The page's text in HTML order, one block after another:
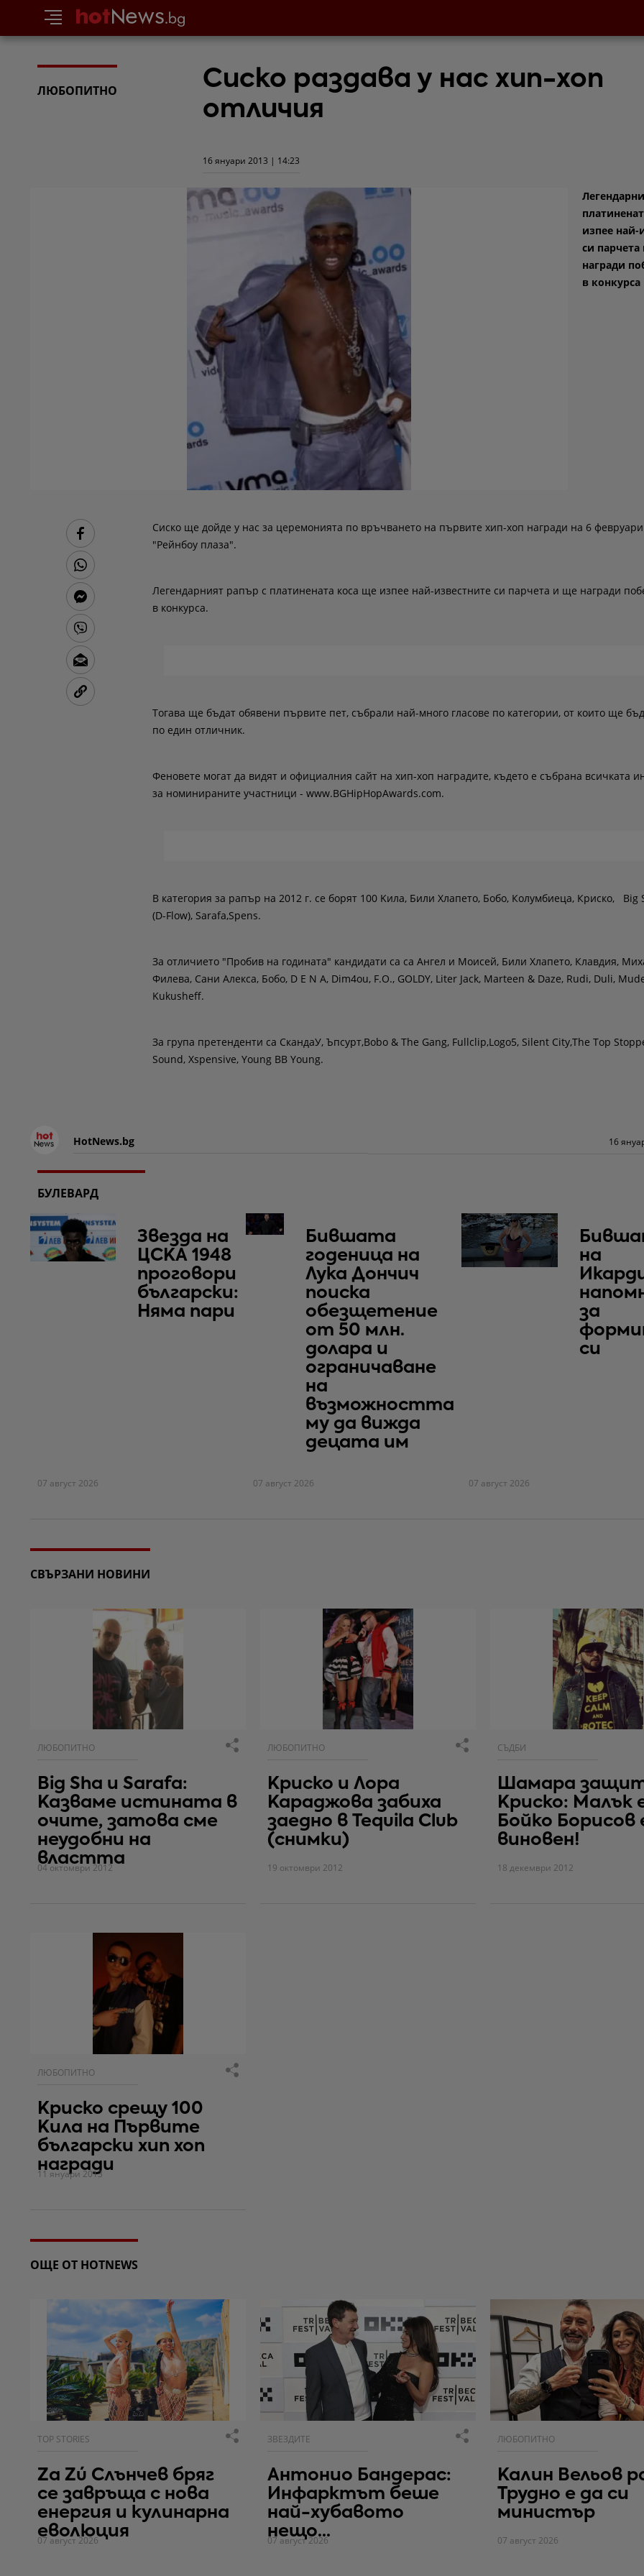
ЛЮБОПИТНО
Сиско раздава у нас хип-хоп
отличия
16 януари 2013 | 14:23
изпее най-
си
награди
в конкурса
Сиско ще дойде у нас за церемонията по връчването на първите хип-хоп награди на 6
"Рейнбоу плаза".
Легендарният рапър с платинената коса ще изпее най-известните си парчета и ще награди
в конкурса.
Тогава ще бъдат обявени първите пет, събрали най-много гласове по категории, от които ще
по един отличник.
Феновете могат да видят и официалния сайт на хип-хоп наградите, където е събрана всичката
за номинираните участници - www.BGHipHopAwards.com.
В категория за рапър на 2012 г. се борят 100 Kила, Били Хлапето, Бобо, Колумбиеца, Криско, Big
(D-Flow), Sarafa,Spens.
За отличието "Пробив на годината" кандидати са са Ангел и Моисей, Били Хлапето, Клавдия,
Филева, Сани Алекса, Бобо, D E N A, Dim4ou, F.O., GOLDY, Liter Jack, Мarteen & Daze, Rudi, Duli,
Kukusheff.
За група претенденти са СкандаУ, Ъпсурт,Bobo & The Gang, Fullclip,Logo5, Silent City,The Top
Sound, Xspensive, Young BB Young.
HotNews.bg 16
БУЛЕВАРД
Звезда на
ЦСКА 1948
проговори
български:
Няма пари
07 август 2026
Бившата
годеница на
Лука Дончич
поиска
обезщетение
от 50 млн.
долара и
ограничаване
на
възможността
му да вижда
децата им
07 август 2026
на
за
си
07 август 2026
СВЪРЗАНИ НОВИНИ
ЛЮБОПИТНО
Big Sha и Sarafa:
Казваме истината в
очите, затова сме
неудобни на
властта
04 октомври 2012
ЛЮБОПИТНО
Криско и Лора
Караджова забиха
заедно в Tequila Club
(снимки)
19 октомври 2012
СЪДБИ
Шамара
Криско: Малък
Бойко Борисов
виновен!
18 декември 2012
ЛЮБОПИТНО
Криско срещу 100
Кила на Първите
български хип хоп
награди
11 януари 2013
ОЩЕ ОТ HOTNEWS
TOP STORIES
Za Zú Слънчев бряг
се завръща с нова
енергия и кулинарна
еволюция
07 август 2026
ЗВЕЗДИТЕ
Антонио Бандерас:
Инфарктът беше
най-хубавото
нещо...
07 август 2026
ЛЮБОПИТНО
Калин Вельов
Трудно е да си
министър
07 август 2026